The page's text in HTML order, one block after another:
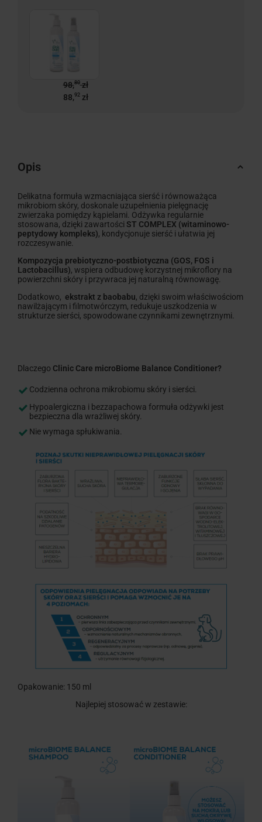
98,80zł
88,92zł
Opis
Delikatna formuła wzmacniająca sierść i równoważąca
mikrobiom skóry, doskonale uzupełnienia pielęgnację
zwierzaka pomiędzy kąpielami. Odżywka regularnie
stosowana, dzięki zawartości ST COMPLEX (witaminowo-
peptydowy kompleks), kondycjonuje sierść i ułatwia jej
rozczesywanie.
Kompozycja prebiotyczno-postbiotyczna (GOS, FOS i
Lactobacillus), wspiera odbudowę korzystnej mikroflory na
powierzchni skóry i przywraca jej naturalną równowagę.
Dodatkowo, ekstrakt z baobabu, dzięki swoim właściwościom
nawilżającym i filmotwórczym, redukuje uszkodzenia w
strukturze sierści, spowodowane czynnikami zewnętrznymi.
Dlaczego Clinic Care microBiome Balance Conditioner?
Codzienna ochrona mikrobiomu skóry i sierści.
Hypoalergiczna i bezzapachowa formuła odżywki jest
bezpieczna dla wrażliwej skóry.
Nie wymaga spłukiwania.
Opakowanie: 150 ml
Najlepiej stosować w zestawie: